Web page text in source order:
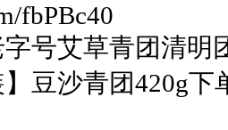
fbPBc40
号艾草青团清明
】豆沙青团420g